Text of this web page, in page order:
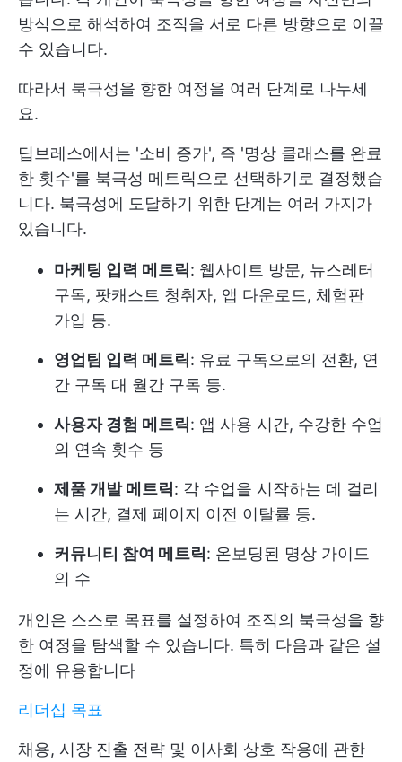
방식으로 해석하여 조직을 서로 다른 방향으로 이끌
수 있습니다.
따라서 북극성을 향한 여정을 여러 단계로 나누세
요.
딥브레스에서는 '소비 증가', 즉 '명상 클래스를 완료
한 횟수'를 북극성 메트릭으로 선택하기로 결정했습
니다. 북극성에 도달하기 위한 단계는 여러 가지가
있습니다.
마케팅 입력 메트릭: 웹사이트 방문, 뉴스레터
구독, 팟캐스트 청취자, 앱 다운로드, 체험판
가입 등.
영업팀 입력 메트릭: 유료 구독으로의 전환, 연
간 구독 대 월간 구독 등.
사용자 경험 메트릭: 앱 사용 시간, 수강한 수업
의 연속 횟수 등
제품 개발 메트릭: 각 수업을 시작하는 데 걸리
는 시간, 결제 페이지 이전 이탈률 등.
커뮤니티 참여 메트릭: 온보딩된 명상 가이드
의 수
개인은 스스로 목표를 설정하여 조직의 북극성을 향
한 여정을 탐색할 수 있습니다. 특히 다음과 같은 설
정에 유용합니다
리더십 목표
채용, 시장 진출 전략 및 이사회 상호 작용에 관한